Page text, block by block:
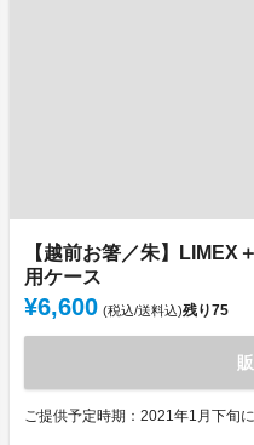
【越前お箸／朱】LIMEX
用ケース
¥6,600 (税込/送料込)残り75
ご提供予定時期：2021年1月下旬